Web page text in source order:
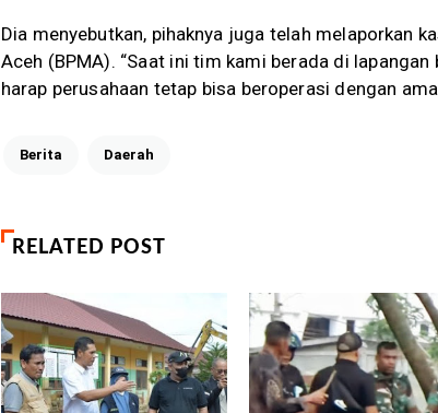
Dia menyebutkan, pihaknya juga telah melaporkan
Aceh (BPMA). “Saat ini tim kami berada di
harap perusahaan tetap bisa beroperasi dengan
Berita Daerah
RELATED POST